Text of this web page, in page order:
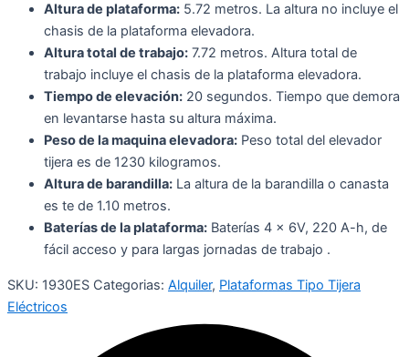
Altura de plataforma: 5.72 metros. La altura no incluye el
chasis de la plataforma elevadora.
Altura total de trabajo: 7.72 metros. Altura total de
trabajo incluye el chasis de la plataforma elevadora.
Tiempo de elevación: 20 segundos. Tiempo que demora
en levantarse hasta su altura máxima.
Peso de la maquina elevadora: Peso total del elevador
tijera es de 1230 kilogramos.
Altura de barandilla: La altura de la barandilla o canasta
es te de 1.10 metros.
Baterías de la plataforma: Baterías 4 x 6V, 220 A-h, de
fácil acceso y para largas jornadas de trabajo .
SKU: 1930ES Categorias: Alquiler, Plataformas Tipo Tijera
Eléctricos